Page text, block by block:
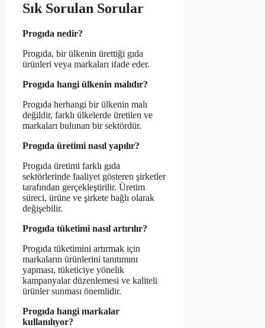
Sık Sorulan Sorular
Progıda nedir?
Progıda, bir ülkenin ürettiği gıda
ürünleri veya markaları ifade eder.
Progıda hangi ülkenin malıdır?
Progıda herhangi bir ülkenin malı
değildir, farklı ülkelerde üretilen ve
markaları bulunan bir sektördür.
Progıda üretimi nasıl yapılır?
Progıda üretimi farklı gıda
sektörlerinde faaliyet gösteren şirketler
tarafından gerçekleştirilir. Üretim
süreci, ürüne ve şirkete bağlı olarak
değişebilir.
Progıda tüketimi nasıl artırılır?
Progıda tüketimini artırmak için
markaların ürünlerini tanıtımını
yapması, tüketiciye yönelik
kampanyalar düzenlemesi ve kaliteli
ürünler sunması önemlidir.
Progıda hangi markalar
kullanılıyor?